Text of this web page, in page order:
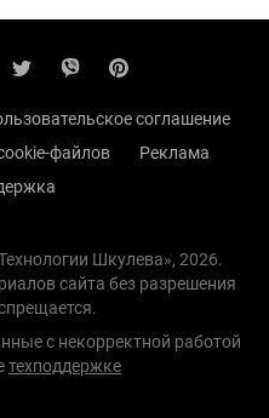
соглашение
файлов
Реклама
Шкулева», 2026.
сайта без разрешения
с некорректной работой
техподдержке